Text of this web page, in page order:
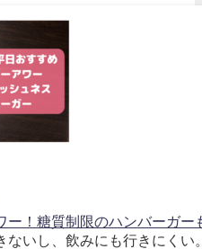
ー！糖質制限のハンバーガ
ないし、飲みにも行きにく